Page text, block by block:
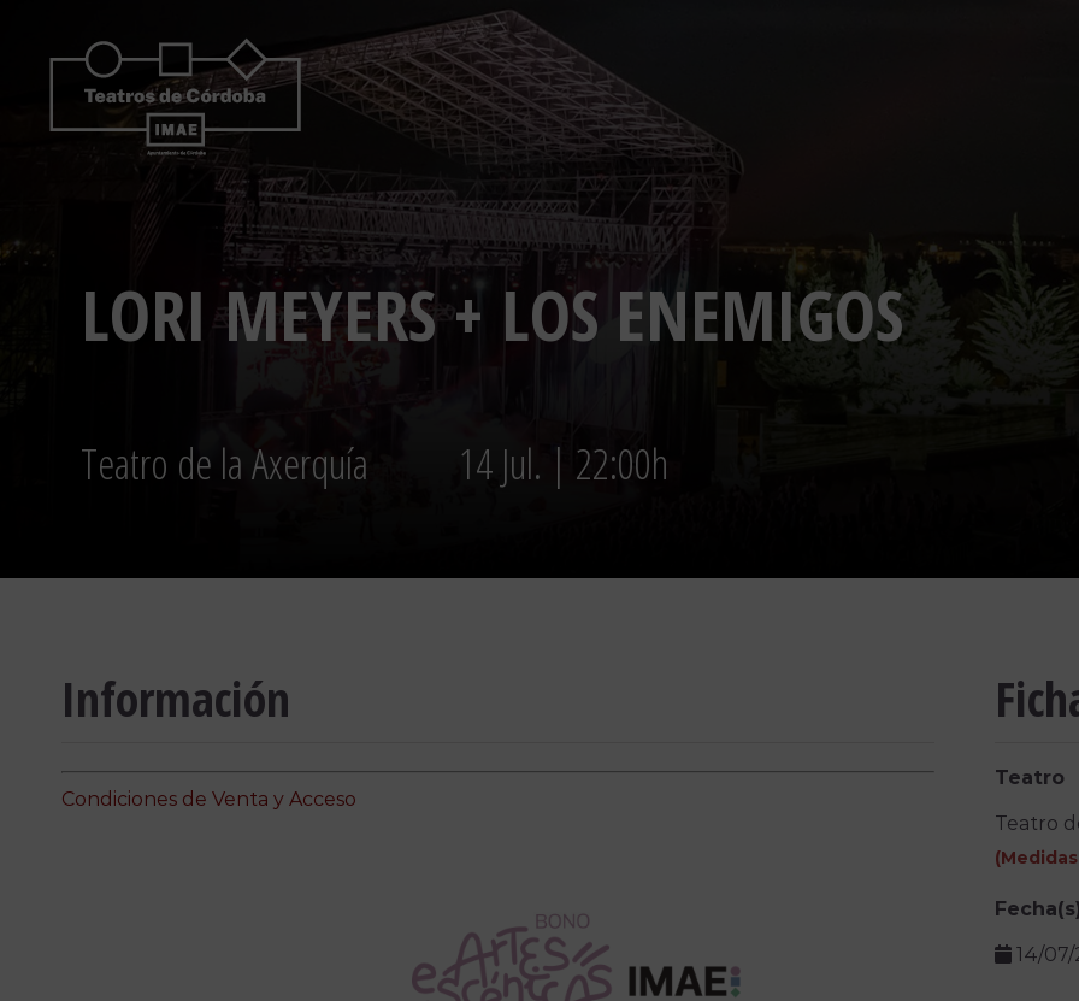
contenido
LORI MEYERS + LOS ENEMIGOS
Teatro de la Axerquía 14 Jul. | 22:00h
Información
Condiciones de Venta y Acceso
Teatro
Teatro
(
14/